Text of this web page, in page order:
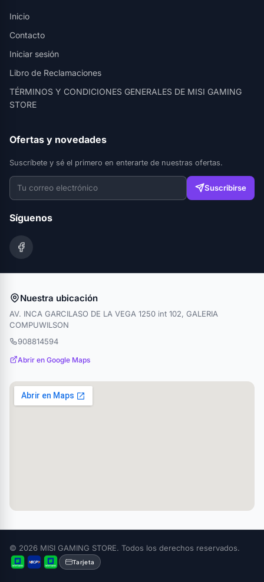
Inicio
Contacto
Iniciar sesión
Libro de Reclamaciones
TÉRMINOS Y CONDICIONES GENERALES DE MISI GAMING
STORE
Ofertas y novedades
Suscríbete y sé el primero en enterarte de nuestras ofertas.
Suscribirse
Síguenos
Nuestra ubicación
AV. INCA GARCILASO DE LA VEGA 1250 int 102, GALERIA
COMPUWILSON
908814594
Abrir en Google Maps
© 2026 MISI GAMING STORE. Todos los derechos reservados.
Tarjeta